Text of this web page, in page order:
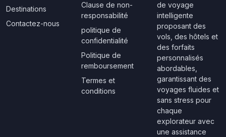
Destinations
Contactez-nous
Clause de non-
responsabilité
politique de
confidentialité
Politique de
remboursement
Termes et
conditions
de voyage
intelligente
proposant des
vols, des hôtels et
des forfaits
personnalisés
abordables,
garantissant des
voyages fluides et
sans stress pour
chaque
explorateur avec
une assistance